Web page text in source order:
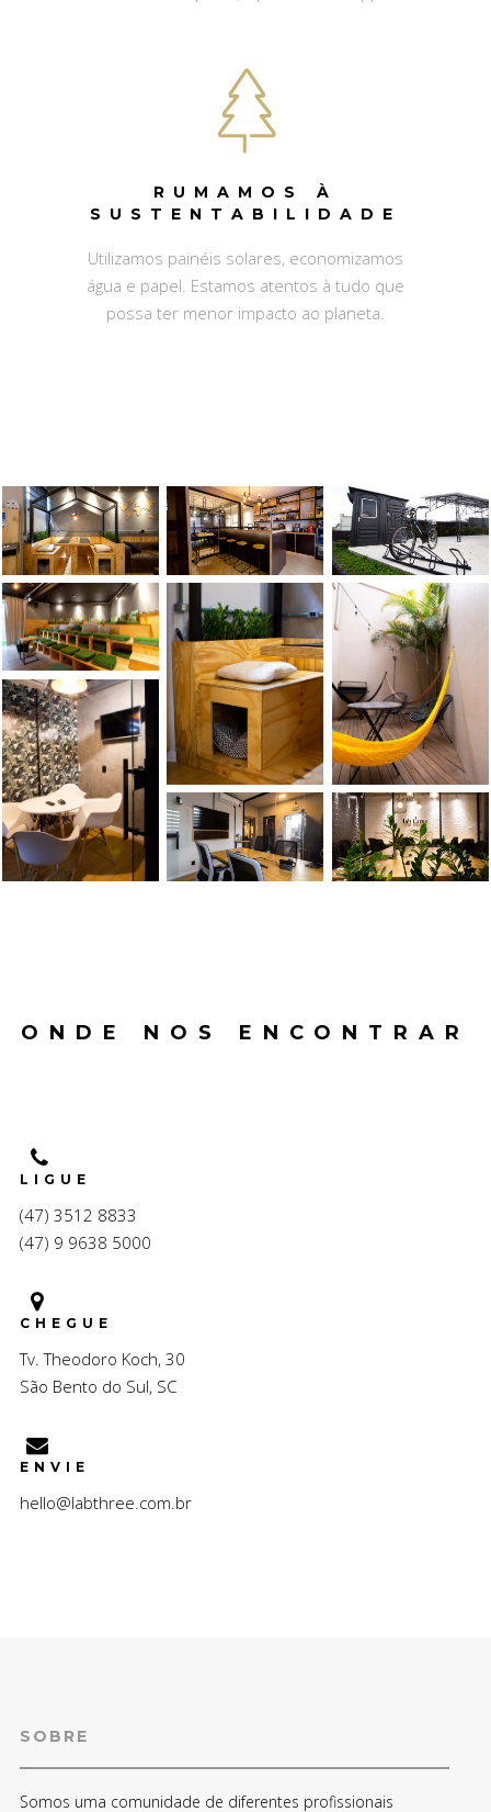
RUMAMOS À
SUSTENTABILIDADE
Utilizamos painéis solares, economizamos
água e papel. Estamos atentos à tudo que
possa ter menor impacto ao planeta.
ONDE NOS ENCONTRAR
LIGUE
(47) 3512 8833
(47) 9 9638 5000
CHEGUE
Tv. Theodoro Koch, 30
São Bento do Sul, SC
ENVIE
hello@labthree.com.br
SOBRE
Somos uma comunidade de diferentes profissionais